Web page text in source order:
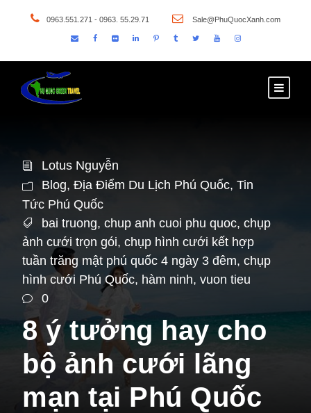
0963.551.271 - 0963. 55.29.71 Sale@PhuQuocXanh.com
Lotus Nguyễn
Blog, Địa Điểm Du Lịch Phú Quốc, Tin
Tức Phú Quốc
bai truong, chup anh cuoi phu quoc, chụp
ảnh cưới trọn gói, chụp hình cưới kết hợp
tuần trăng mật phú quốc 4 ngày 3 đêm, chụp
hình cưới Phú Quốc, hàm ninh, vuon tieu
0
8 ý tưởng hay cho
bộ ảnh cưới lãng
mạn tại Phú Quốc